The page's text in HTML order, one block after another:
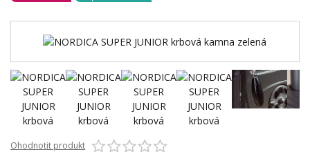
Ohodnotit produkt